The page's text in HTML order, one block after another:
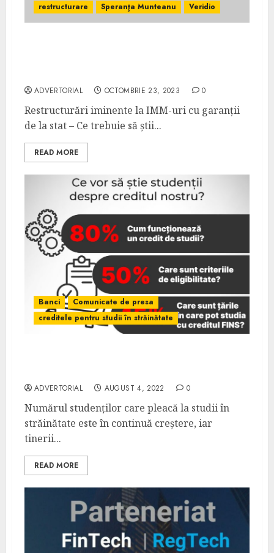
restructurare
Speranţa Munteanu Veridio
ADVERTORIAL OCTOMBRIE 23, 2023 0
Restructurări iminente la IMM-uri cu garanții
de la stat – Ce trebuie să știi...
READ MORE
Banci
Comunicate de presa
creditele pentru studii în străinătate
ADVERTORIAL AUGUST 4, 2022 0
Numărul studenților care pleacă la studii în
străinătate este în continuă creștere, iar
tinerii...
READ MORE